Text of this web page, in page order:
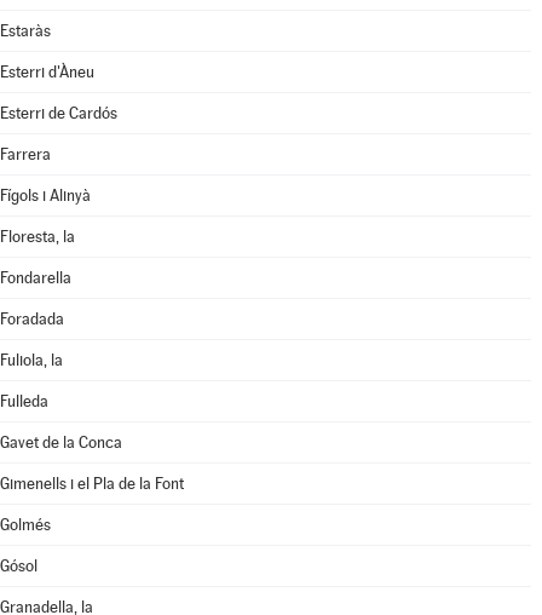
Estaràs
Esterri d'Àneu
Esterri de Cardós
Farrera
Fígols i Alinyà
Floresta, la
Fondarella
Foradada
Fuliola, la
Fulleda
Gavet de la Conca
Gimenells i el Pla de la Font
Golmés
Gósol
Granadella, la